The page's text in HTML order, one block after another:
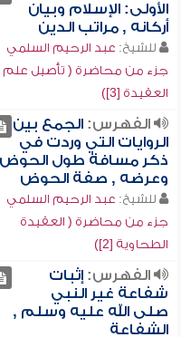
الأولى: الإسلام وبيان
أركانه , مراتب الدين
للشيخ: عبد الرحيم السلمي
جزء من محاضرة ( تأصيل علم
العقيدة [3])
الفهرس:الجمع بين
الروايات التي وردت في
ذكر مسافة طول الحوض
وعرضه , صفة الحوض
للشيخ: عبد الرحيم السلمي
جزء من محاضرة ( العقيدة
الطحاوية [2])
الفهرس:إثبات
شفاعة غير النبي
صلى الله عليه وسلم ,
الشفاعة